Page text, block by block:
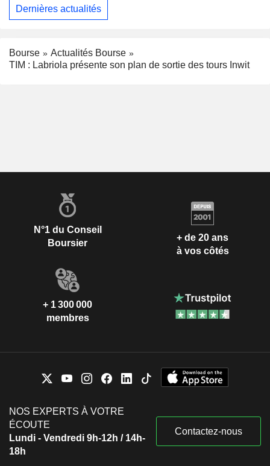
Dernières actualités
Bourse
Actualités Bourse
TIM : Labriola présente son plan de sortie des tours Inwit
N°1 du Conseil
Boursier
+ de 20 ans
à vos côtés
+ 1 300 000
membres
NOS EXPERTS À VOTRE
ÉCOUTE
Lundi - Vendredi 9h-12h / 14h-
18h
Contactez-nous